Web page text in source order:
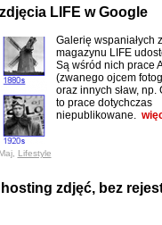
LIFE w Google
Galerię wspaniałych
magazynu LIFE
Są wśród nich prace
(zwanego ojcem
oraz innych sław,
to prace dotychczas
niepublikowane.
Lifestyle
zdjęć, bez